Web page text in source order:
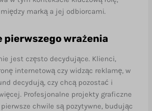
marką a jej odbiorcami.
pierwszego wrażenia
jest często decydujące. Klienci,
internetową czy widząc reklamę, w
decydują, czy chcą pozostać i
Profesjonalne projekty graficzne
chwile są pozytywne, budując